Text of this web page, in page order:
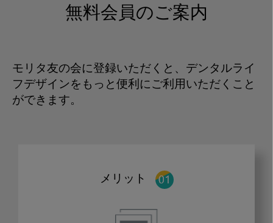
無料会員のご案内
モリタ友の会に登録いただくと、デンタルライ
フデザインをもっと便利にご利用いただくこと
ができます。
メリット